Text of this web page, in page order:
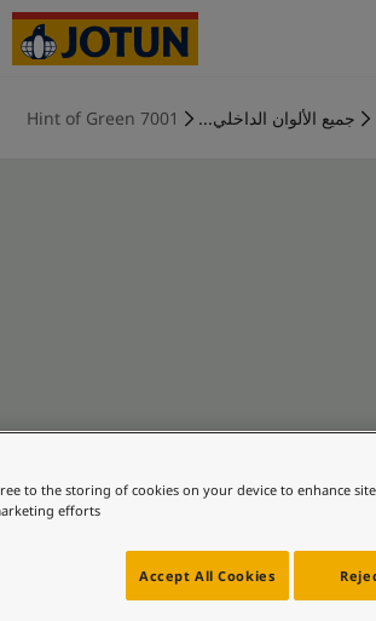
جميع الألوان الداخلي... 7001 Hint of Green
to the storing of cookies on your device to enhance
efforts.
Accept All Cookies